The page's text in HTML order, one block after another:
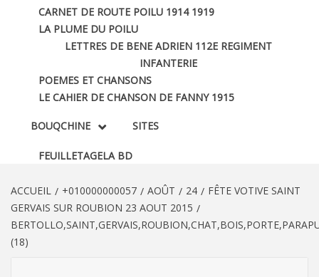
CARNET DE ROUTE POILU 1914 1919
LA PLUME DU POILU
LETTRES DE BENE ADRIEN 112E REGIMENT
INFANTERIE
POEMES ET CHANSONS
LE CAHIER DE CHANSON DE FANNY 1915
BOUQCHINE
FEUILLETAGELA BD
SITES
ACCUEIL +010000000057 AOÛT 24
FÊTE VOTIVE SAINT
GERVAIS SUR ROUBION 23 AOUT 2015
(18)